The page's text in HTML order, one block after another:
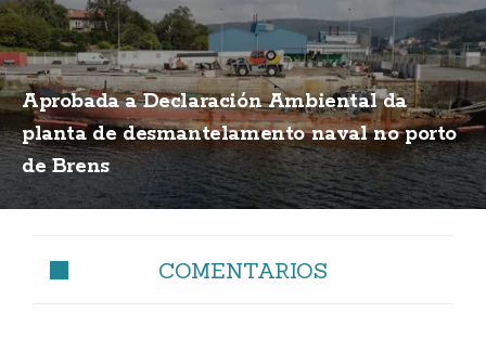
Aprobada a Declaración Ambiental da
planta de desmantelamento naval no porto
de Brens
COMENTARIOS